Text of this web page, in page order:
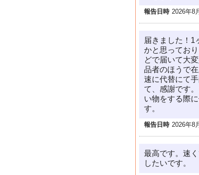
報告日時 2026年8
届きました！1
かと思ってお
どで届いて大
品者のほうで
速に代替にて
て、感謝です
い物をする際
す。
報告日時 2026年8
最高です。速
したいです。